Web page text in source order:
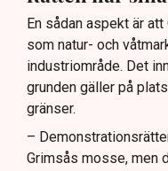
En sådan aspekt är
som natur- och
industriområde. Det
grunden gäller på
gränser.
–
Grimsås mosse, men